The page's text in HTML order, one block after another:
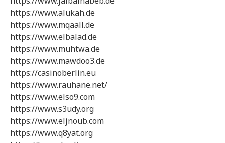
https://www.alukah.de
https://www.mqaall.de
https://www.elbalad.de
https://www.muhtwa.de
https://www.mawdoo3.de
https://casinoberlin.eu
https://www.rauhane.net/
https://www.elso9.com
https://www.s3udy.org
https://www.eljnoub.com
https://www.q8yat.org